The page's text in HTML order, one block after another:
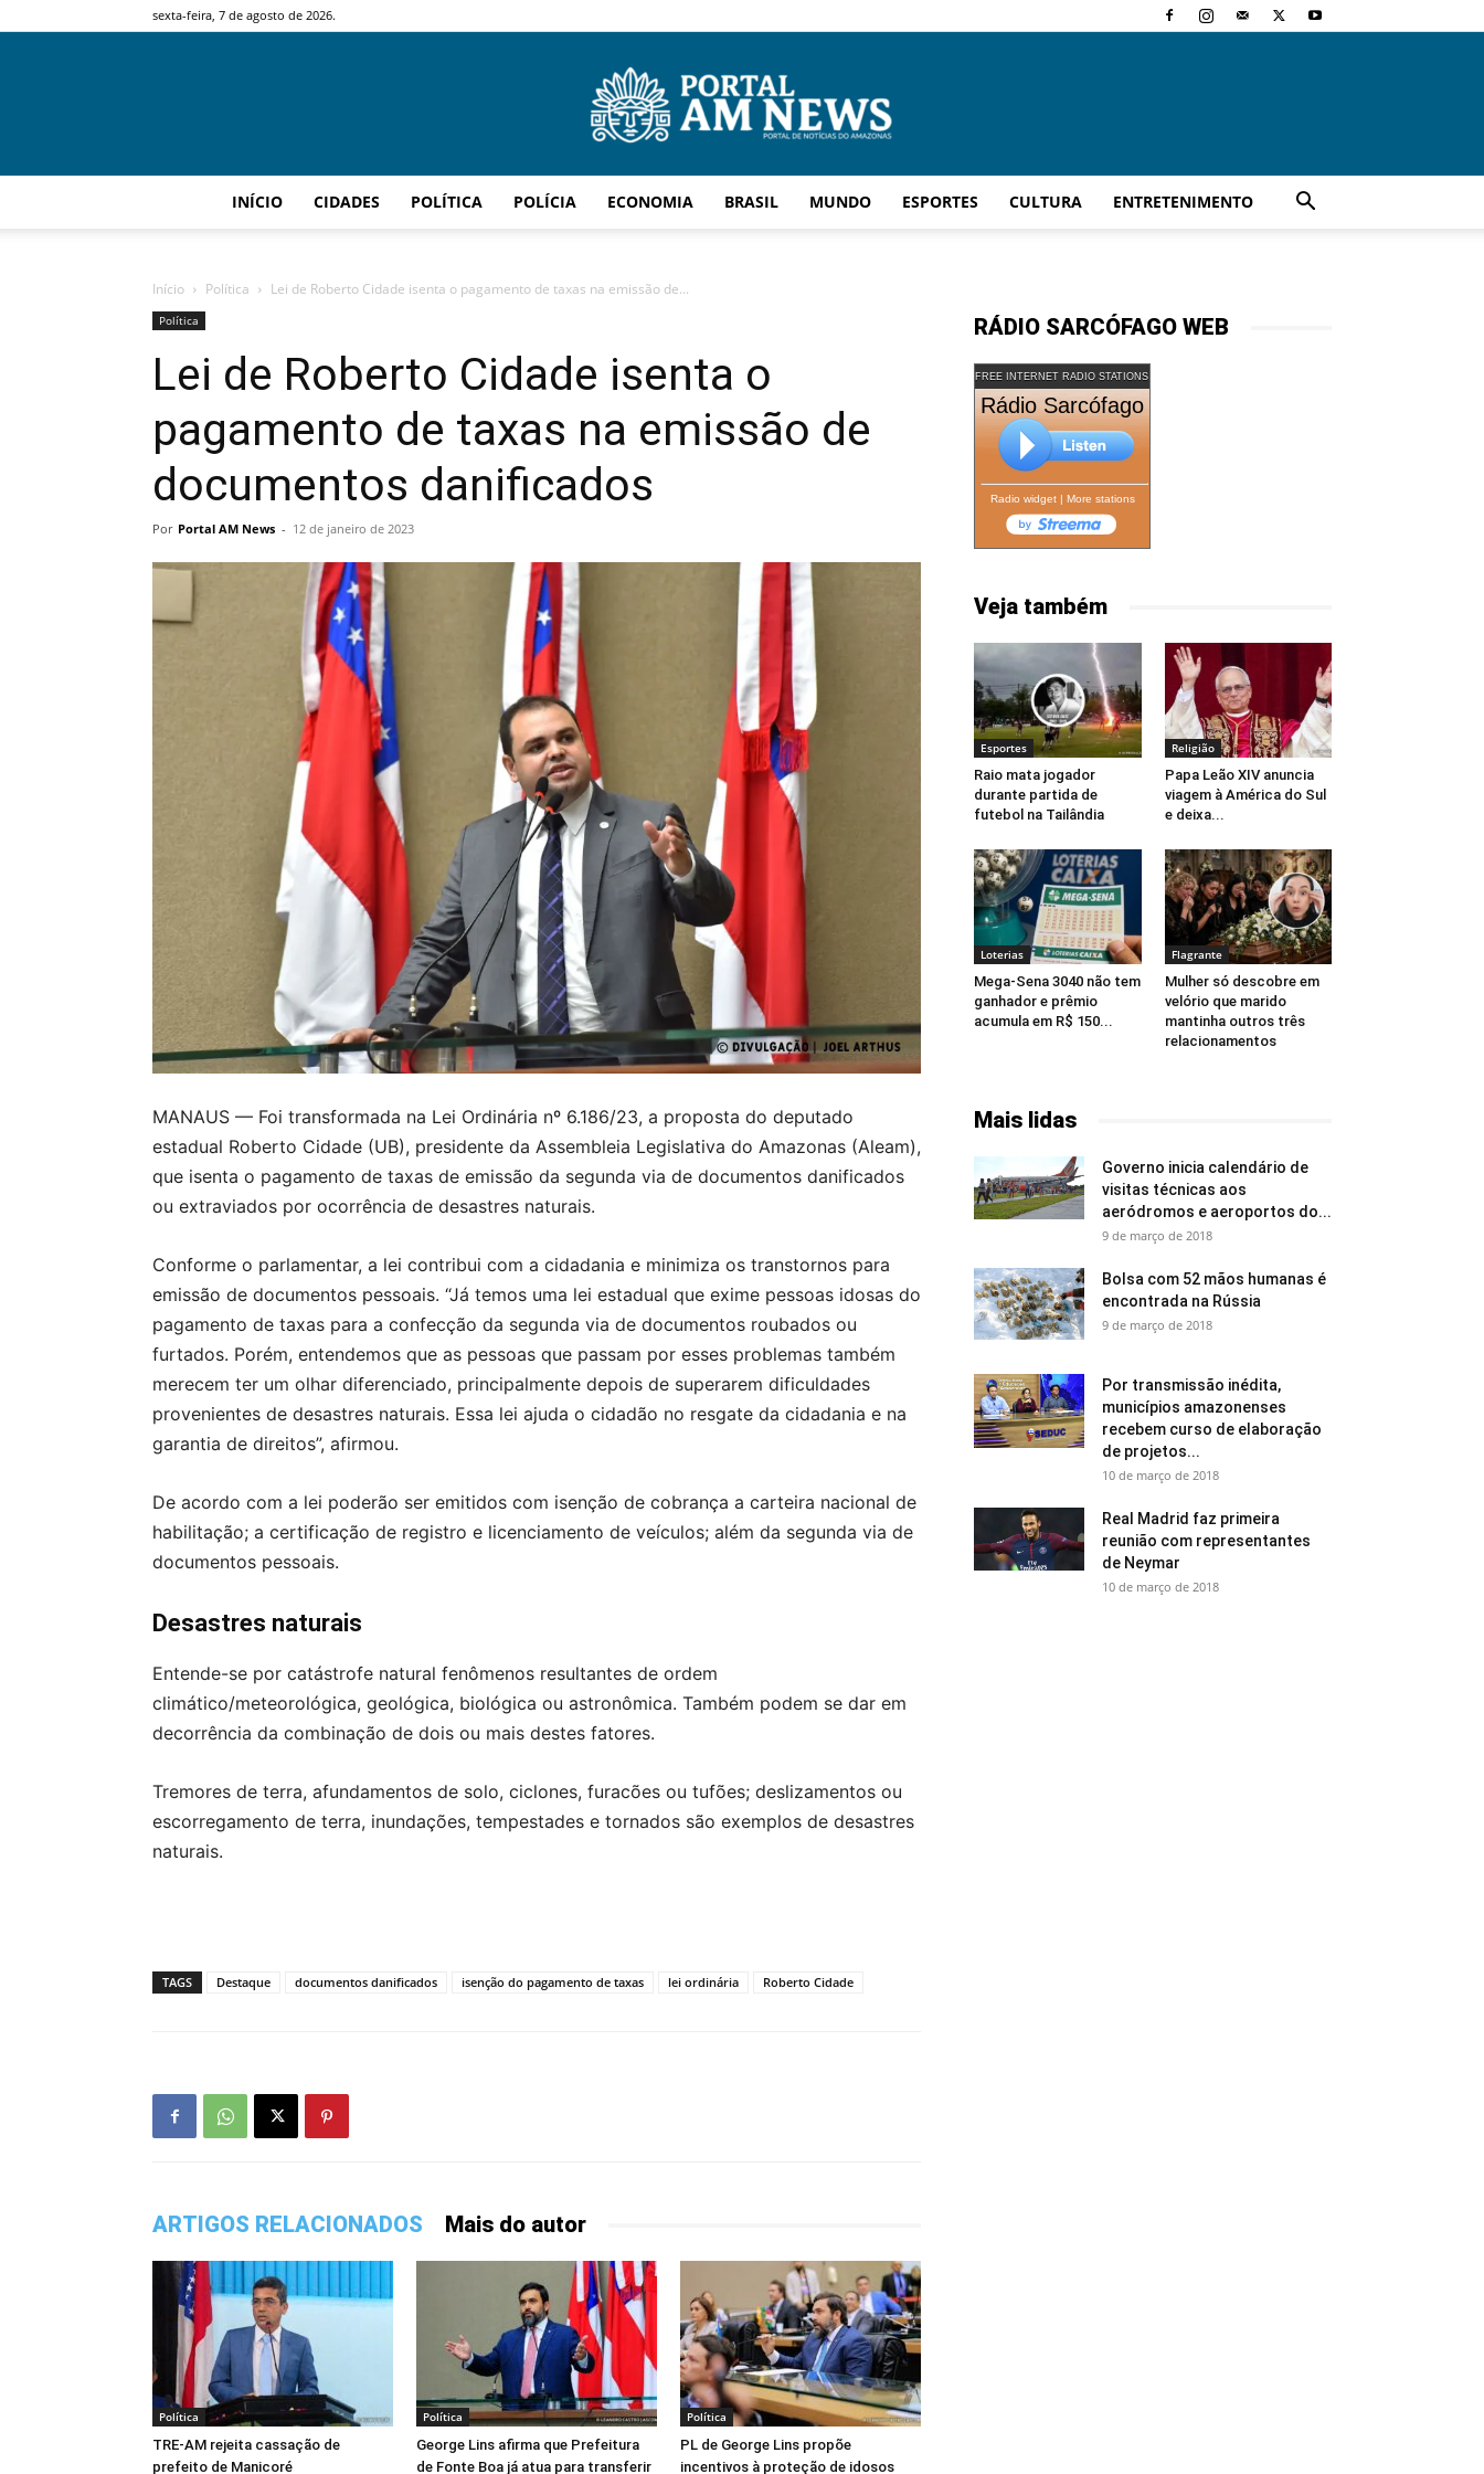
sexta-feira, 7 de agosto de 2026.
INÍCIO CIDADES POLÍTICA POLÍCIA ECONOMIA BRASIL MUNDO ESPORTES CULTURA ENTRETENIMENTO
Início Política Lei de Roberto Cidade isenta o pagamento de taxas na emissão de...
Política
Lei de Roberto Cidade isenta o
pagamento de taxas na emissão de
documentos danificados
Por Portal AM News - 12 de janeiro de 2023
MANAUS — Foi transformada na Lei Ordinária nº 6.186/23, a proposta do deputado
estadual Roberto Cidade (UB), presidente da Assembleia Legislativa do Amazonas (Aleam),
que isenta o pagamento de taxas de emissão da segunda via de documentos danificados
ou extraviados por ocorrência de desastres naturais.
Conforme o parlamentar, a lei contribui com a cidadania e minimiza os transtornos para
emissão de documentos pessoais. “Já temos uma lei estadual que exime pessoas idosas do
pagamento de taxas para a confecção da segunda via de documentos roubados ou
furtados. Porém, entendemos que as pessoas que passam por esses problemas também
merecem ter um olhar diferenciado, principalmente depois de superarem dificuldades
provenientes de desastres naturais. Essa lei ajuda o cidadão no resgate da cidadania e na
garantia de direitos”, afirmou.
De acordo com a lei poderão ser emitidos com isenção de cobrança a carteira nacional de
habilitação; a certificação de registro e licenciamento de veículos; além da segunda via de
documentos pessoais.
Desastres naturais
Entende-se por catástrofe natural fenômenos resultantes de ordem
climático/meteorológica, geológica, biológica ou astronômica. Também podem se dar em
decorrência da combinação de dois ou mais destes fatores.
Tremores de terra, afundamentos de solo, ciclones, furacões ou tufões; deslizamentos ou
escorregamento de terra, inundações, tempestades e tornados são exemplos de desastres
naturais.
TAGS Destaque documentos danificados isenção do pagamento de taxas lei ordinária Roberto Cidade
ARTIGOS RELACIONADOS Mais do autor
Política
TRE-AM rejeita cassação de
prefeito de Manicoré
Política
George Lins afirma que Prefeitura
de Fonte Boa já atua para transferir
Política
PL de George Lins propõe
incentivos à proteção de idosos
RÁDIO SARCÓFAGO WEB
FREE INTERNET RADIO STATIONS
Rádio Sarcófago
Radio widget| More stations
Veja também
Esportes
Raio mata jogador
durante partida de
futebol na Tailândia
Religião
Papa Leão XIV anuncia
viagem à América do Sul
e deixa...
Loterias
Mega-Sena 3040 não tem
ganhador e prêmio
acumula em R$ 150...
Flagrante
Mulher só descobre em
velório que marido
mantinha outros três
relacionamentos
Mais lidas
Governo inicia calendário de
visitas técnicas aos
aeródromos e aeroportos do...
9 de março de 2018
Bolsa com 52 mãos humanas é
encontrada na Rússia
9 de março de 2018
Por transmissão inédita,
municípios amazonenses
recebem curso de elaboração
de projetos...
10 de março de 2018
Real Madrid faz primeira
reunião com representantes
de Neymar
10 de março de 2018